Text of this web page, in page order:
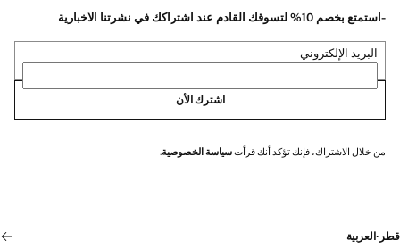
-استمتع بخصم 10% لتسوقك القادم عند اشتراكك في نشرتنا الاخبارية
البريد الإلكتروني
اشترك الأن
من خلال الاشتراك، فإنك تؤكد أنك قرأتسياسة الخصوصية.
قطر ·العربية